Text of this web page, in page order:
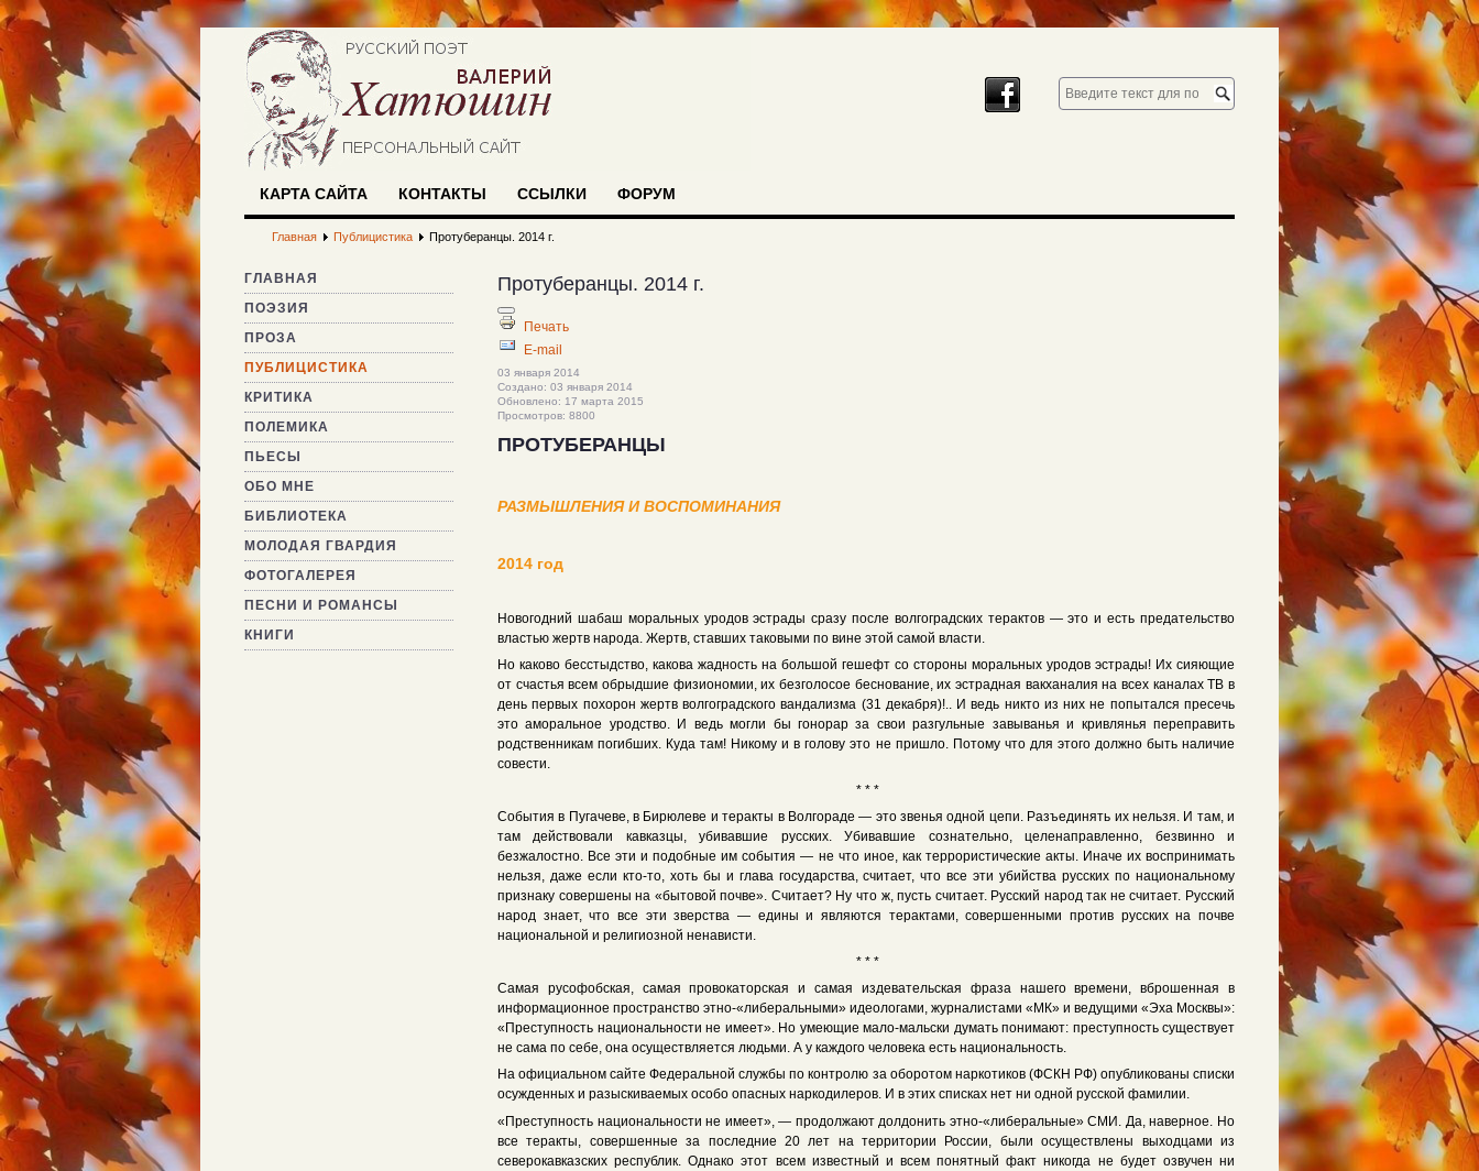
КАРТА САЙТА КОНТАКТЫ ССЫЛКИ ФОРУМ
Главная Публицистика Протуберанцы. 2014 г.
ГЛАВНАЯ
ПОЭЗИЯ
ПРОЗА
ПУБЛИЦИСТИКА
КРИТИКА
ПОЛЕМИКА
ПЬЕСЫ
ОБО МНЕ
БИБЛИОТЕКА
МОЛОДАЯ ГВАРДИЯ
ФОТОГАЛЕРЕЯ
ПЕСНИ И РОМАНСЫ
КНИГИ
Протуберанцы. 2014 г.
Печать
E-mail
03 января 2014
Создано: 03 января 2014
Обновлено: 17 марта 2015
Просмотров: 8800
ПРОТУБЕРАНЦЫ
РАЗМЫШЛЕНИЯ И ВОСПОМИНАНИЯ
2014 год
Новогодний шабаш моральных уродов эстрады сразу после волгоградских терактов — это и есть предательство
властью жертв народа. Жертв, ставших таковыми по вине этой самой власти.
Но каково бесстыдство, какова жадность на большой гешефт со стороны моральных уродов эстрады! Их сияющие
от счастья всем обрыдшие физиономии, их безголосое беснование, их эстрадная вакханалия на всех каналах ТВ в
день первых похорон жертв волгоградского вандализма (31 декабря)!.. И ведь никто из них не попытался пресечь
это аморальное уродство. И ведь могли бы гонорар за свои разгульные завыванья и кривлянья переправить
родственникам погибших. Куда там! Никому и в голову это не пришло. Потому что для этого должно быть наличие
совести.
* * *
События в Пугачеве, в Бирюлеве и теракты в Волгораде — это звенья одной цепи. Разъединять их нельзя. И там, и
там действовали кавказцы, убивавшие русских. Убивавшие сознательно, целенаправленно, безвинно и
безжалостно. Все эти и подобные им события — не что иное, как террористические акты. Иначе их воспринимать
нельзя, даже если кто-то, хоть бы и глава государства, считает, что все эти убийства русских по национальному
признаку совершены на «бытовой почве». Считает? Ну что ж, пусть считает. Русский народ так не считает. Русский
народ знает, что все эти зверства — едины и являются терактами, совершенными против русских на почве
национальной и религиозной ненависти.
* * *
Самая русофобская, самая провокаторская и самая издевательская фраза нашего времени, вброшенная в
информационное пространство этно-«либеральными» идеологами, журналистами «МК» и ведущими «Эха Москвы»:
«Преступность национальности не имеет». Но умеющие мало-мальски думать понимают: преступность существует
не сама по себе, она осуществляется людьми. А у каждого человека есть национальность.
На официальном сайте Федеральной службы по контролю за оборотом наркотиков (ФСКН РФ) опубликованы списки
осужденных и разыскиваемых особо опасных наркодилеров. И в этих списках нет ни одной русской фамилии.
«Преступность национальности не имеет», — продолжают долдонить этно-«либеральные» СМИ. Да, наверное. Но
все теракты, совершенные за последние 20 лет на территории России, были осуществлены выходцами из
северокавказских республик. Однако этот всем известный и всем понятный факт никогда не будет озвучен ни